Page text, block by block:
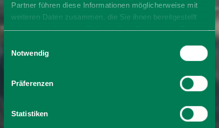
Partner führen diese Informationen möglicherweise mit
weiteren Daten zusammen, die Sie ihnen bereitgestellt
haben oder die sie im Rahmen Ihrer Nutzung der Dienste
Cookies, wenn Sie unsere Webseite weiterhin nutzen.
Notwendig
Präferenzen
Statistiken